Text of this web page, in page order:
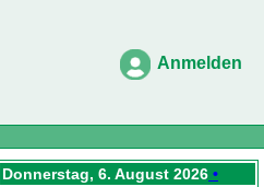
Anmelden
Donnerstag, 6. August 2026 •